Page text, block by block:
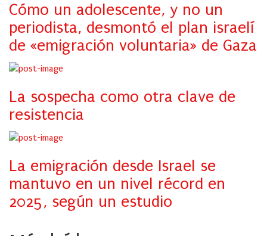
Cómo un adolescente, y no un
periodista, desmontó el plan israelí
de «emigración voluntaria» de Gaza
La sospecha como otra clave de
resistencia
La emigración desde Israel se
mantuvo en un nivel récord en
2025, según un estudio